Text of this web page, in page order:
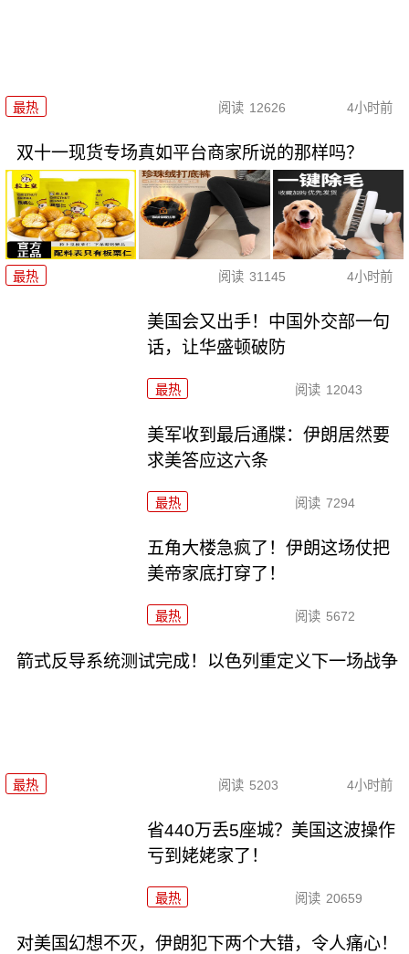
最热 阅读 12626 4小时前
双十一现货专场真如平台商家所说的那样吗？
最热 阅读 31145 4小时前
美国会又出手！中国外交部一句
话，让华盛顿破防
最热 阅读 12043
美军收到最后通牒：伊朗居然要
求美答应这六条
最热 阅读 7294
五角大楼急疯了！伊朗这场仗把
美帝家底打穿了！
最热 阅读 5672
箭式反导系统测试完成！以色列重定义下一场战争
最热 阅读 5203 4小时前
省440万丢5座城？美国这波操作
亏到姥姥家了！
最热 阅读 20659
对美国幻想不灭，伊朗犯下两个大错，令人痛心！